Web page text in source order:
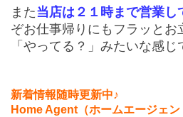
また当店は２１時まで営業し
ぞお仕事帰りにもフラッとお
「やってる？」みたいな感じ
新着情報随時更新中♪
Home Agent（ホームエージェン